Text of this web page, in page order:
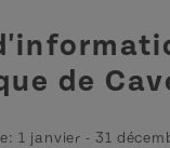
de
1 janvier - 31